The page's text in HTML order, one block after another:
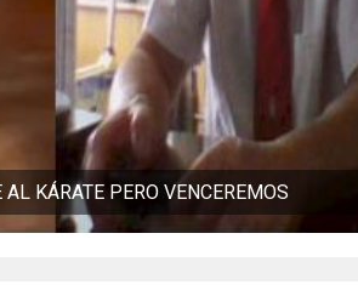
KÁRATE PERO VENCEREMOS